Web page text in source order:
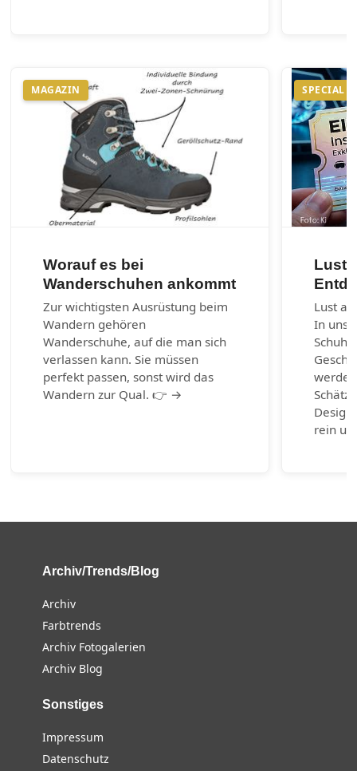
MAGAZIN
Worauf es bei
Wanderschuhen ankommt
Zur wichtigsten Ausrüstung beim
Wandern gehören
Wanderschuhe, auf die man sich
verlassen kann. Sie müssen
perfekt passen, sonst wird das
Wandern zur Qual. 👉 →
SPECIAL
Lust
Lust
In
rein
Archiv/Trends/Blog
Archiv
Farbtrends
Archiv Fotogalerien
Archiv Blog
Sonstiges
Impressum
Datenschutz